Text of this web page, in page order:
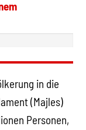
in die
(Majles)
Personen,